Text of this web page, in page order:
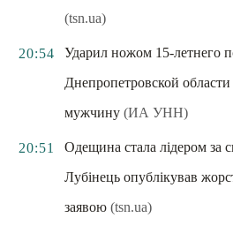
(tsn.ua)
20:54
Ударил ножом 15-летнего
Днепропетровской
мужчину (ИА УНН)
20:51
Одещина стала лідером за
Лубінець опублікував
заявою (tsn.ua)